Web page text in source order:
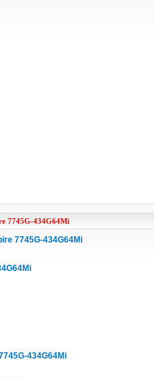
7745G-434G64Mi
7745G-434G64Mi
434G64Mi